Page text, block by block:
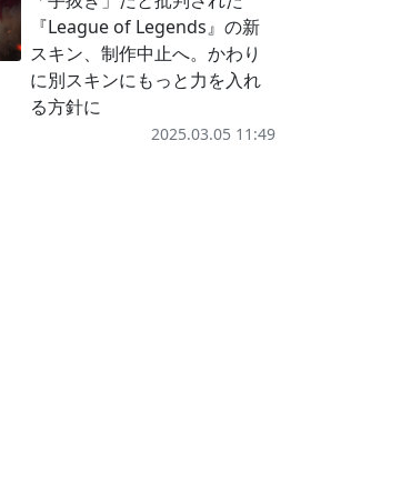
『League of Legends』の新
スキン、制作中止へ。かわり
に別スキンにもっと力を入れ
る方針に
2025.03.05 11:49